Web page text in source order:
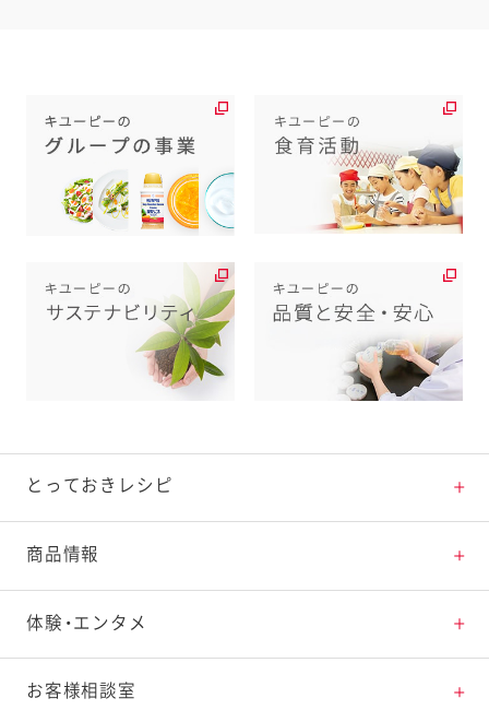
とっておきレシピ
とっておきレシピトップ
素材の知識
料理の基本
商品情報
商品情報トップ
新商品・リニューアル品一覧
体験・エンタメ
体験・エンタメトップ
お客様相談室